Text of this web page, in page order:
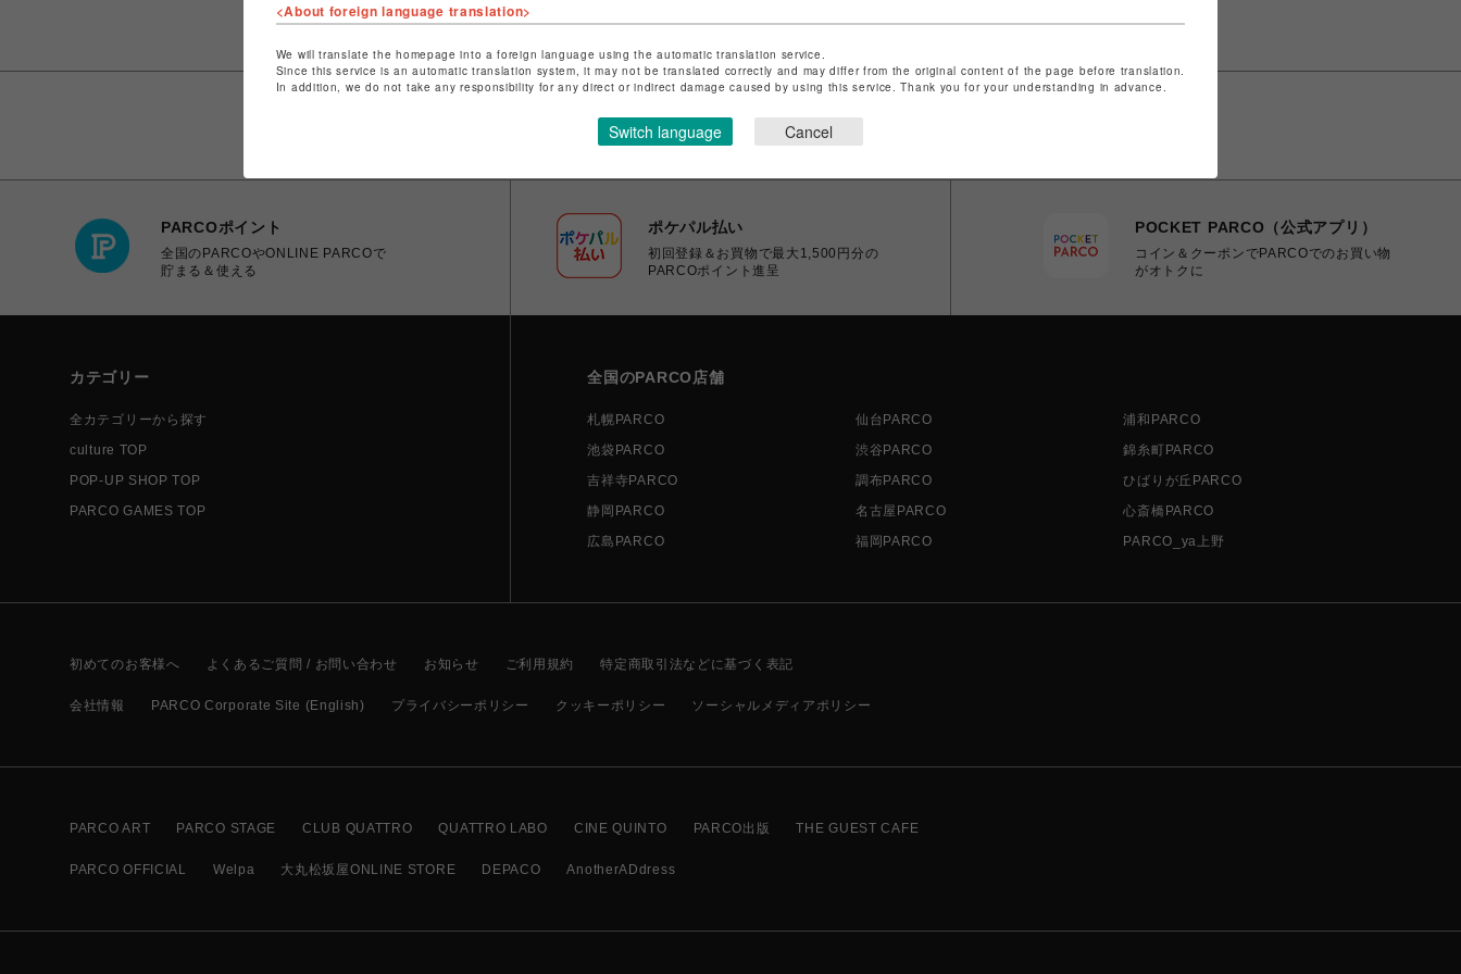
PARCOポイント
全国のPARCOやONLINE PARCOで
貯まる＆使える
ポケパル払い
初回登録＆お買物で最大1,500円分の
PARCOポイント進呈
POCKET PARCO（公式アプリ）
コイン＆クーポンでPARCOでのお買い物
がオトクに
カテゴリー
全カテゴリーから探す
culture TOP
POP-UP SHOP TOP
PARCO GAMES TOP
全国のPARCO店舗
札幌PARCO 仙台PARCO
浦和PARCO
池袋PARCO
渋谷PARCO
錦糸町PARCO
吉祥寺PARCO
調布PARCO
ひばりが丘PARCO
静岡PARCO
名古屋PARCO
心斎橋PARCO
広島PARCO
福岡PARCO PARCO_ya上野
初めてのお客様へ よくあるご質問 / お問い合わせ お知らせ ご利用規約 特定商取引法などに基づく表記
会社情報 PARCO Corporate Site (English) プライバシーポリシー クッキーポリシー ソーシャルメディアポリシー
PARCO ART PARCO STAGE CLUB QUATTRO QUATTRO LABO CINE QUINTO PARCO出版 THE GUEST CAFE
PARCO OFFICIAL Welpa 大丸松坂屋ONLINE STORE DEPACO AnotherADdress
<About foreign language translation>
We will translate the homepage into a foreign language using the automatic translation service.
Since this service is an automatic translation system, it may not be translated correctly and may differ from the original content of the page before translation.
In addition, we do not take any responsibility for any direct or indirect damage caused by using this service. Thank you for your understanding in advance.
Switch language Cancel